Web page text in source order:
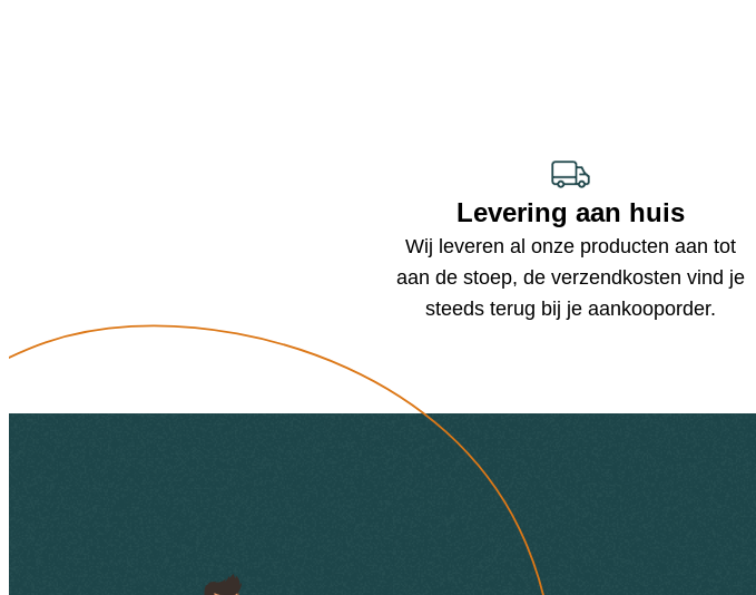
Levering aan huis
Wij leveren al onze producten aan tot
aan de stoep, de verzendkosten vind je
steeds terug bij je aankooporder.